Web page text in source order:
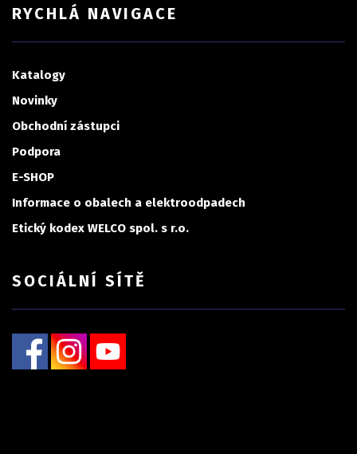
RYCHLÁ NAVIGACE
Katalogy
Novinky
Obchodní zástupci
Podpora
E-SHOP
Informace o obalech a elektroodpadech
Etický kodex WELCO spol. s r.o.
SOCIÁLNÍ SÍTĚ